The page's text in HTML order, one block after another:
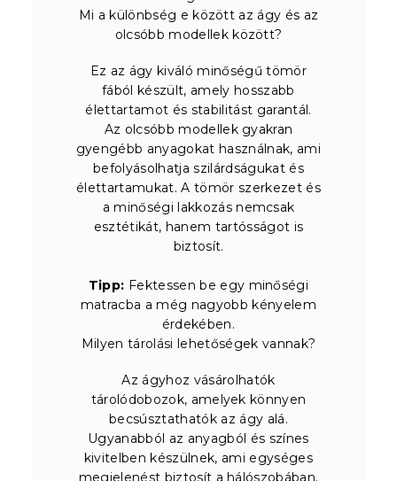
Mi a különbség e között az ágy és az
olcsóbb modellek között?
Ez az ágy kiváló minőségű tömör
fából készült, amely hosszabb
élettartamot és stabilitást garantál.
Az olcsóbb modellek gyakran
gyengébb anyagokat használnak, ami
befolyásolhatja szilárdságukat és
élettartamukat. A tömör szerkezet és
a minőségi lakkozás nemcsak
esztétikát, hanem tartósságot is
biztosít.
Tipp: Fektessen be egy minőségi
matracba a még nagyobb kényelem
érdekében.
Milyen tárolási lehetőségek vannak?
Az ágyhoz vásárolhatók
tárolódobozok, amelyek könnyen
becsúsztathatók az ágy alá.
Ugyanabból az anyagból és színes
kivitelben készülnek, ami egységes
megjelenést biztosít a hálószobában.